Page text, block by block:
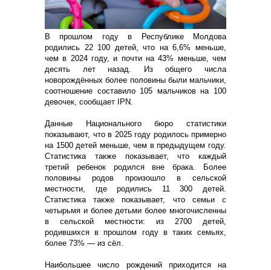
В прошлом году в Республике Молдова
родились 22 100 детей, что на 6,6% меньше,
чем в 2024 году, и почти на 43% меньше, чем
десять лет назад. Из общего числа
новорождённых более половины были мальчики,
соотношение составило 105 мальчиков на 100
девочек, сообщает IPN.
Данные Национального бюро статистики
показывают, что в 2025 году родилось примерно
на 1500 детей меньше, чем в предыдущем году.
Статистика также показывает, что каждый
третий ребенок родился вне брака. Более
половины родов произошло в сельской
местности, где родились 11 300 детей.
Статистика также показывает, что семьи с
четырьмя и более детьми более многочисленны
в сельской местности: из 2700 детей,
родившихся в прошлом году в таких семьях,
более 73% — из сёл.
Наибольшее число рождений приходится на